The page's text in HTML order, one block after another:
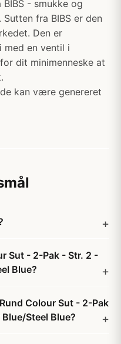
- smukke og
fra BIBS er den
Den er
med en ventil i
dit minimenneske at
kan være genereret
Sut - 2-Pak - Str. 2 -
Blue?
Colour Sut - 2-Pak
Steel Blue?